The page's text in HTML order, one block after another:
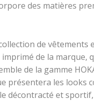
des matières
de vêtements
de la marque,
de la gamme
présentera les looks
décontracté et